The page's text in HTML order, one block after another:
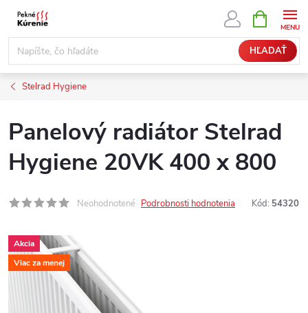
Prejsť
obsah
HĽADAŤ
KOŠÍK
Stelrad Hygiene
Panelový radiátor Stelrad
Hygiene 20VK 400 x 800
Neohodnotené Podrobnosti hodnotenia Kód: 54320
Akcia
Viac za menej